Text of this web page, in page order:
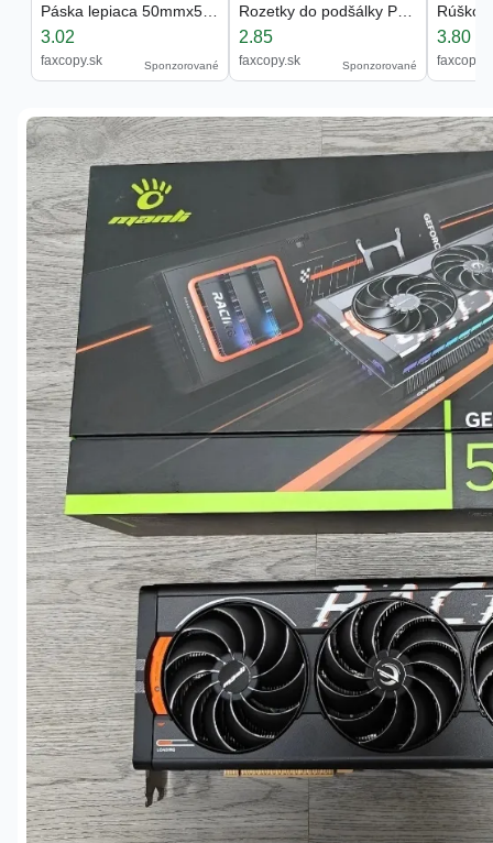
3.02
faxcopy.sk Sponzorované
2.85
faxcopy.sk Sponzorované
3.80